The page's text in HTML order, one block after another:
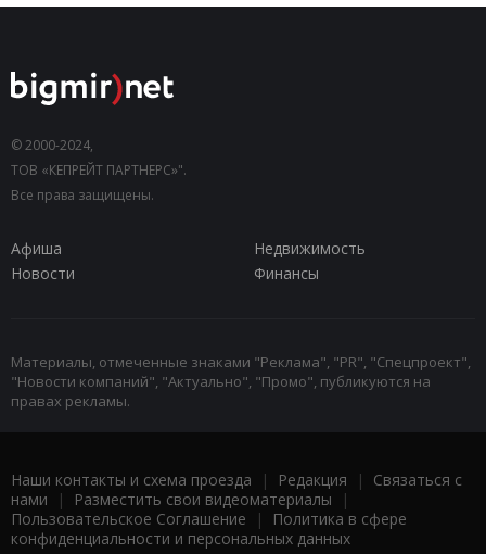
© 2000-2024,
ТОВ «КЕПРЕЙТ ПАРТНЕРС»".
Все права защищены.
Афиша
Недвижимость
Новости
Финансы
Материалы, отмеченные знаками "Реклама", "PR", "Спецпроект",
"Новости компаний", "Актуально", "Промо", публикуются на
правах рекламы.
Наши контакты и схема проезда | Редакция | Связаться с
нами | Разместить свои видеоматериалы |
Пользовательское Соглашение |
Политика в сфере
конфиденциальности и персональных данных